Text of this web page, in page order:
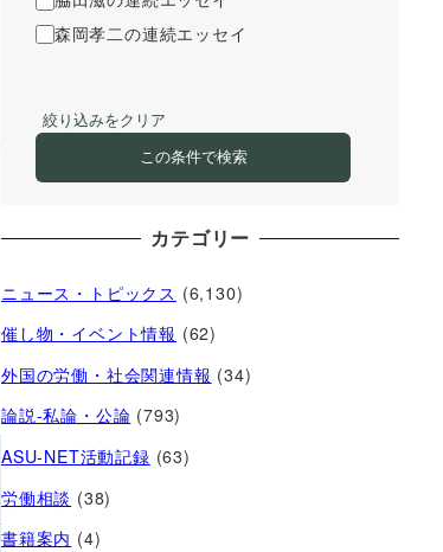
森岡孝二の連続エッセイ
絞り込みをクリア
この条件で検索
カテゴリー
ニュース・トピックス (6,130)
催し物・イベント情報 (62)
外国の労働・社会関連情報 (34)
論説-私論・公論 (793)
ASU-NET活動記録 (63)
労働相談 (38)
書籍案内 (4)